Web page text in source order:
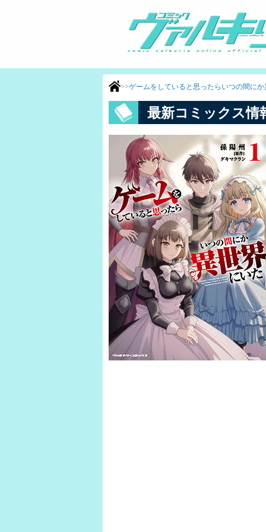
>>ゲームをしていると思ったらいつの間に
最新コミックス情